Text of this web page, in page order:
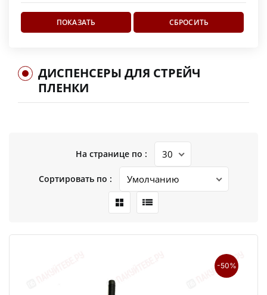
ДИСПЕНСЕРЫ ДЛЯ СТРЕЙЧ
ПЛЕНКИ
На странице по :
Сортировать по :
-50%